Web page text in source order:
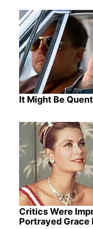
It Might Be
Critics Were
Portrayed Grace